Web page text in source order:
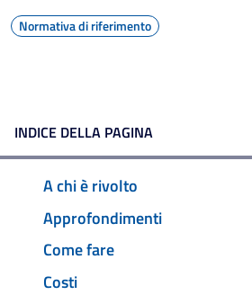
Normativa di riferimento
INDICE DELLA PAGINA
A chi è rivolto
Approfondimenti
Come fare
Costi